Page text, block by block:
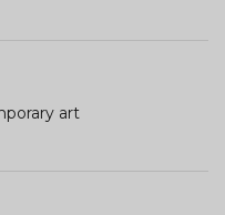
art